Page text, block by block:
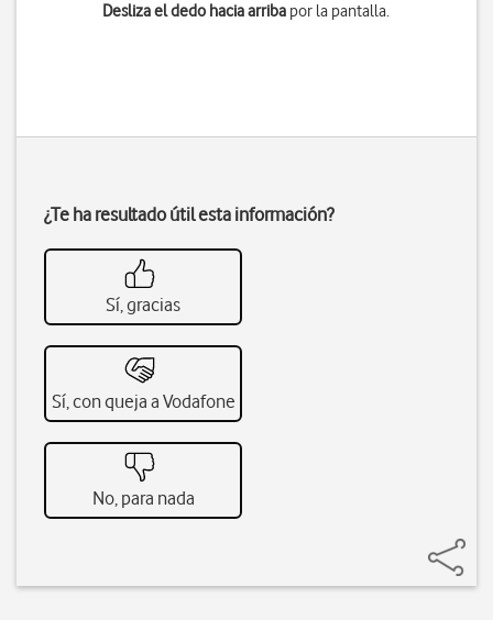
Desliza el dedo hacia arriba por la pantalla.
¿Te ha resultado útil esta información?
Sí, gracias
Sí, con queja a Vodafone
No, para nada